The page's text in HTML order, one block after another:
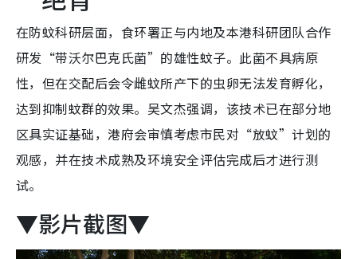
在防蚊科研层面，食环署正与内地及本港科研团队合作
研发“带沃尔巴克氏菌”的雄性蚊子。此菌不具病原
性，但在交配后会令雌蚊所产下的虫卵无法发育孵化，
达到抑制蚊群的效果。吴文杰强调，该技术已在部分地
区具实证基础，港府会审慎考虑市民对“放蚊”计划的
观感，并在技术成熟及环境安全评估完成后才进行测
试。
▼影片截图▼